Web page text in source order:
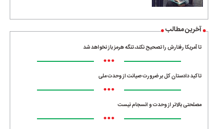
آخرین مطالب
تا آمریکا رفتارش را تصحیح نکند، تنگه هرمز باز نخواهد شد
•••
تاکید دادستان کل بر ضرورت صیانت از وحدت ملی
•••
مصلحتی بالاتر از وحدت و انسجام نیست
•••